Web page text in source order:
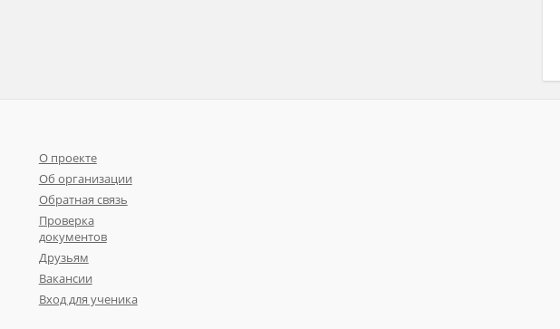
О проекте
Об организации
Обратная связь
Проверка
документов
Друзьям
Вакансии
Вход для ученика